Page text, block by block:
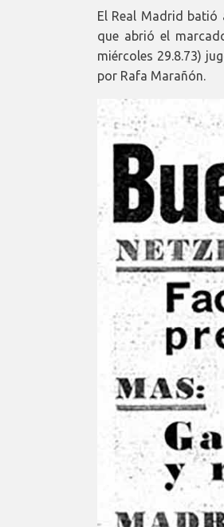
El Real Madrid
que abrió el
miércoles 29.8.73)
por Rafa Marañón.